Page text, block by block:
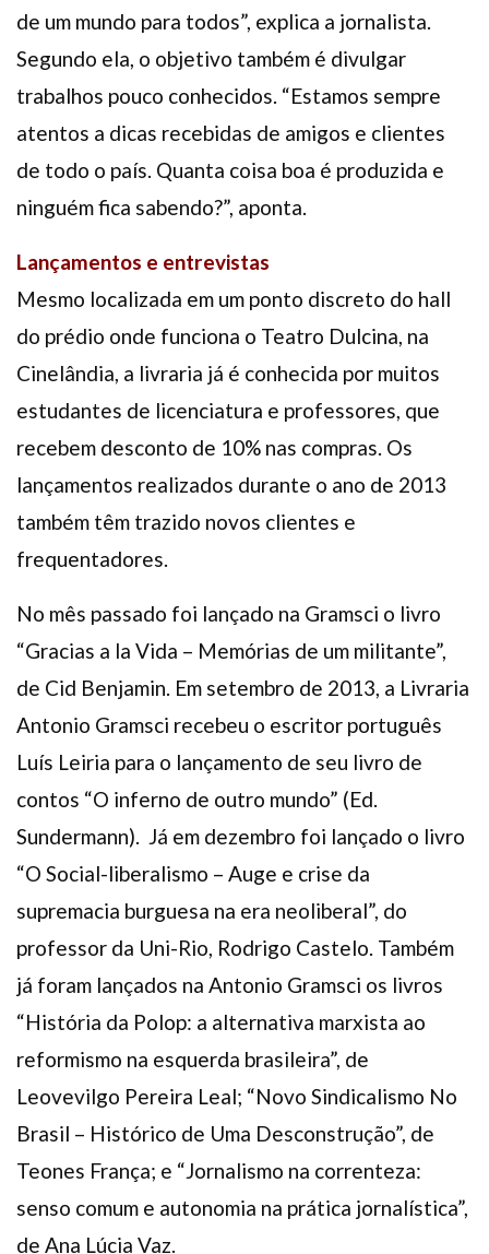
de um mundo para todos”, explica a jornalista.
Segundo ela, o objetivo também é divulgar
trabalhos pouco conhecidos. “Estamos sempre
atentos a dicas recebidas de amigos e clientes
de todo o país. Quanta coisa boa é produzida e
ninguém fica sabendo?”, aponta.
Lançamentos e entrevistas
Mesmo localizada em um ponto discreto do hall
do prédio onde funciona o Teatro Dulcina, na
Cinelândia, a livraria já é conhecida por muitos
estudantes de licenciatura e professores, que
recebem desconto de 10% nas compras. Os
lançamentos realizados durante o ano de 2013
também têm trazido novos clientes e
frequentadores.
No mês passado foi lançado na Gramsci o livro
“Gracias a la Vida – Memórias de um militante”,
de Cid Benjamin. Em setembro de 2013, a Livraria
Antonio Gramsci recebeu o escritor português
Luís Leiria para o lançamento de seu livro de
contos “O inferno de outro mundo” (Ed.
Sundermann). Já em dezembro foi lançado o livro
“O Social-liberalismo – Auge e crise da
supremacia burguesa na era neoliberal”, do
professor da Uni-Rio, Rodrigo Castelo. Também
já foram lançados na Antonio Gramsci os livros
“História da Polop: a alternativa marxista ao
reformismo na esquerda brasileira”, de
Leovevilgo Pereira Leal; “Novo Sindicalismo No
Brasil – Histórico de Uma Desconstrução”, de
Teones França; e “Jornalismo na correnteza:
senso comum e autonomia na prática jornalística”,
de Ana Lúcia Vaz.